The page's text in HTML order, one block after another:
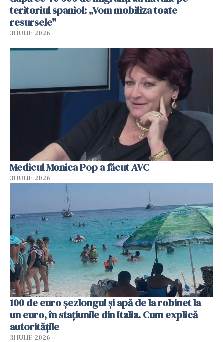
teritoriul spaniol: „Vom mobiliza toate
resursele"
31 IULIE 2026
Medicul Monica Pop a făcut AVC
31 IULIE 2026
100 de euro șezlongul și apă de la robinet la
un euro, în stațiunile din Italia. Cum explică
autoritățile
31 IULIE 2026